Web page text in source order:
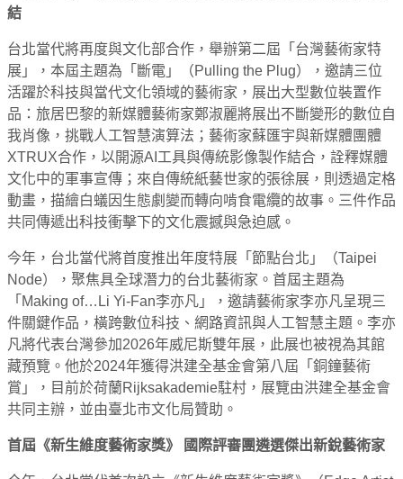
結
台北當代將再度與文化部合作，舉辦第二屆「台灣藝術家特
展」，本屆主題為「斷電」（Pulling the Plug），邀請三位
活躍於科技與當代文化領域的藝術家，展出大型數位裝置作
品：旅居巴黎的新媒體藝術家鄭淑麗將展出不斷變形的數位自
我肖像，挑戰人工智慧演算法；藝術家蘇匯宇與新媒體團體
XTRUX合作，以開源AI工具與傳統影像製作結合，詮釋媒體
文化中的軍事宣傳；來自傳統紙藝世家的張徐展，則透過定格
動畫，描繪白蟻因生態劇變而轉向啃食電纜的故事。三件作品
共同傳遞出科技衝擊下的文化震撼與急迫感。
今年，台北當代將首度推出年度特展「節點台北」（Taipei
Node），聚焦具全球潛力的台北藝術家。首屆主題為
「Making of…Li Yi-Fan李亦凡」，邀請藝術家李亦凡呈現三
件關鍵作品，橫跨數位科技、網路資訊與人工智慧主題。李亦
凡將代表台灣參加2026年威尼斯雙年展，此展也被視為其館
藏預覽。他於2024年獲得洪建全基金會第八屆「銅鐘藝術
賞」，目前於荷蘭Rijksakademie駐村，展覽由洪建全基金會
共同主辦，並由臺北市文化局贊助。
首屆《新生維度藝術家獎》 國際評審團遴選傑出新銳藝術家